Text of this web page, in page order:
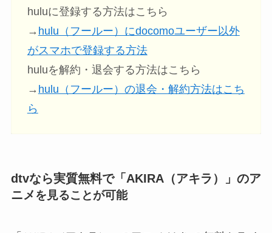
huluに登録する方法はこちら
→ hulu（フールー）にdocomoユーザー以外
がスマホで登録する方法
huluを解約・退会する方法はこちら
→ hulu（フールー）の退会・解約方法はこち
ら
dtvなら実質無料で「AKIRA（アキラ）」のア
ニメ を見ることが可能